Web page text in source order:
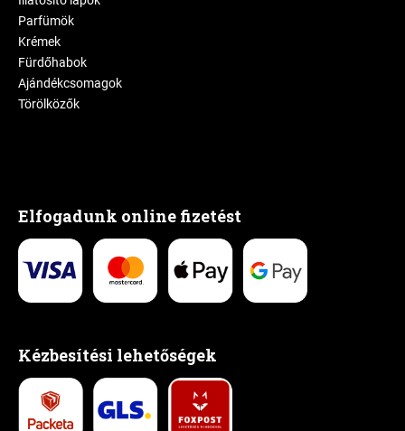
Parfümök
Krémek
Fürdőhabok
Ajándékcsomagok
Törölközők
Elfogadunk online fizetést
Kézbesítési lehetőségek